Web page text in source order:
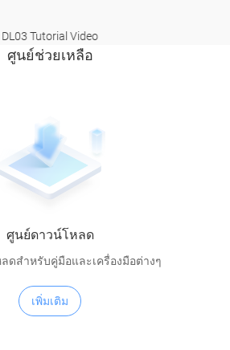
DL03 Tutorial Video
ศูนย์ช่วยเหลือ
ศูนย์ดาวน์โหลด
ดสำหรับคู่มือและเครื่องมือต่างๆ
เพิ่มเติม